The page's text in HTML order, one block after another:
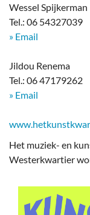
Prikbord &
Wessel Spijkerman
Tel.: 06 54327039
» Email
Jildou Renema
Tel.: 06 47179262
​» Email
Het muziek- en
Westerkwartier